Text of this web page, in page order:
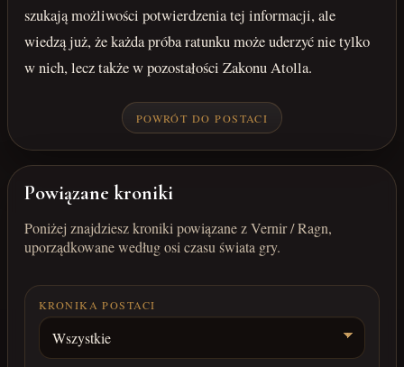
szukają możliwości potwierdzenia tej informacji, ale
wiedzą już, że każda próba ratunku może uderzyć nie tylko
w nich, lecz także w pozostałości Zakonu Atolla.
POWRÓT DO POSTACI
Powiązane kroniki
Poniżej znajdziesz kroniki powiązane z Vernir / Ragn,
uporządkowane według osi czasu świata gry.
KRONIKA POSTACI